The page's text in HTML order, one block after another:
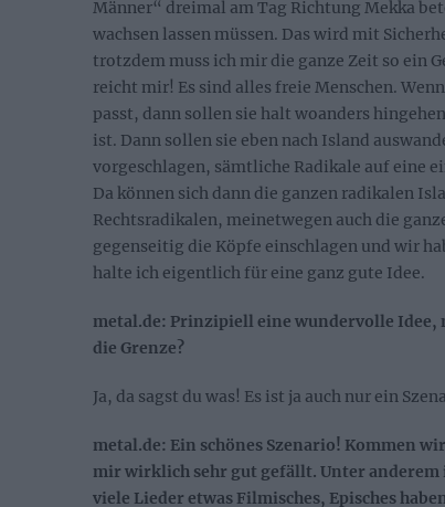
Männer“ dreimal am Tag Richtung Mekka
wachsen lassen müssen. Das wird mit
trotzdem muss ich mir die ganze Zeit so ein
reicht mir! Es sind alles freie Menschen.
passt, dann sollen sie halt woanders
ist. Dann sollen sie eben nach Island
vorgeschlagen, sämtliche Radikale auf eine
Da können sich dann die ganzen radikalen
Rechtsradikalen, meinetwegen auch die
gegenseitig die Köpfe einschlagen und wir
halte ich eigentlich für eine ganz gute Idee.
metal.de: Prinzipiell eine wundervolle Idee,
die Grenze?
Ja, da sagst du was! Es ist ja auch nur ein
metal.de: Ein schönes Szenario! Kommen
mir wirklich sehr gut gefällt. Unter anderem
viele Lieder etwas Filmisches, Episches